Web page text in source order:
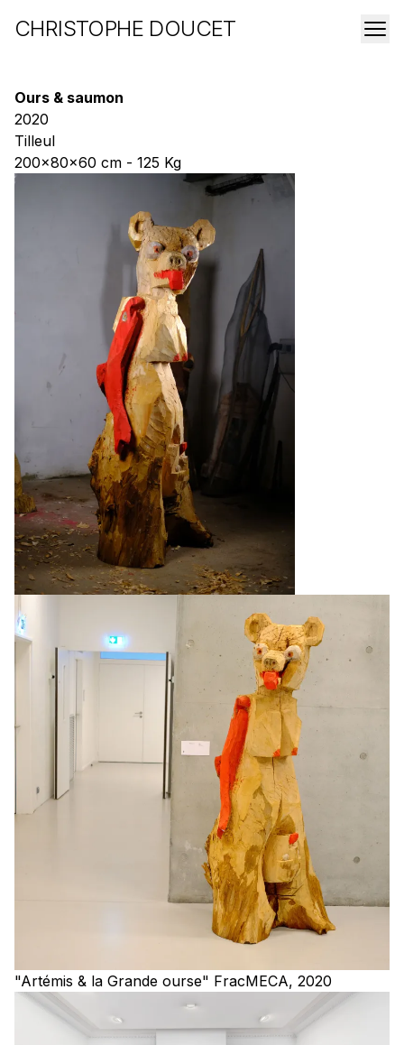
CHRISTOPHE DOUCET
Ours & saumon
2020
Tilleul
200x80x60 cm - 125 Kg
"Artémis & la Grande ourse" FracMECA, 2020